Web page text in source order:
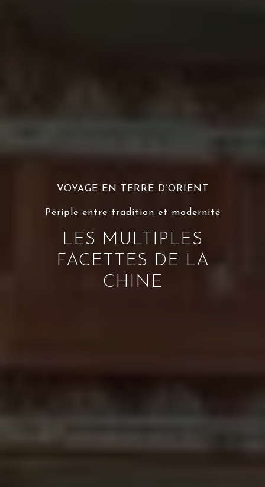
VOYAGE EN TERRE D’ORIENT
Périple entre tradition et modernité
LES MULTIPLES
FACETTES DE LA
CHINE